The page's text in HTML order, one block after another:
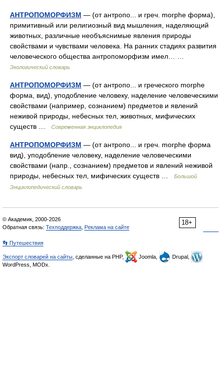
АНТРОПОМОРФИЗМ — (от антропо... и греч. morphe форма),
примитивный или религиозный вид мышления, наделяющий
животных, различные необъяснимые явления природы
свойствами и чувствами человека. На ранних стадиях развития
человеческого общества антропоморфизм имел… …
Экологический словарь
АНТРОПОМОРФИЗМ — (от антропо... и греческого morphe
форма, вид), уподобление человеку, наделение человеческими
свойствами (например, сознанием) предметов и явлений
неживой природы, небесных тел, животных, мифических
существ …
Современная энциклопедия
АНТРОПОМОРФИЗМ — (от антропо... и греч. morphe форма
вид), уподобление человеку, наделение человеческими
свойствами (напр., сознанием) предметов и явлений неживой
природы, небесных тел, мифических существ …
Большой
Энциклопедический словарь
18+
© Академик, 2000-2026
Обратная связь: Техподдержка Реклама на сайте
👣 Путешествия
Экспорт словарей на сайты , сделанные на PHP, Joomla,
Drupal,
WordPress, MODx.